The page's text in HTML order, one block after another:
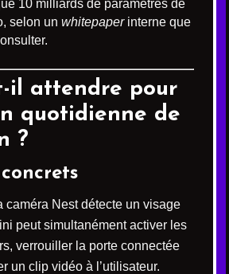
10 milliards de paramètres de
selon un whitepaperinterne que
il attendre pour
quotidienne de
?
caméra Nest détecte un visage
peut simultanément activer les
verrouiller la porte connectée
un clip vidéo à l’utilisateur.